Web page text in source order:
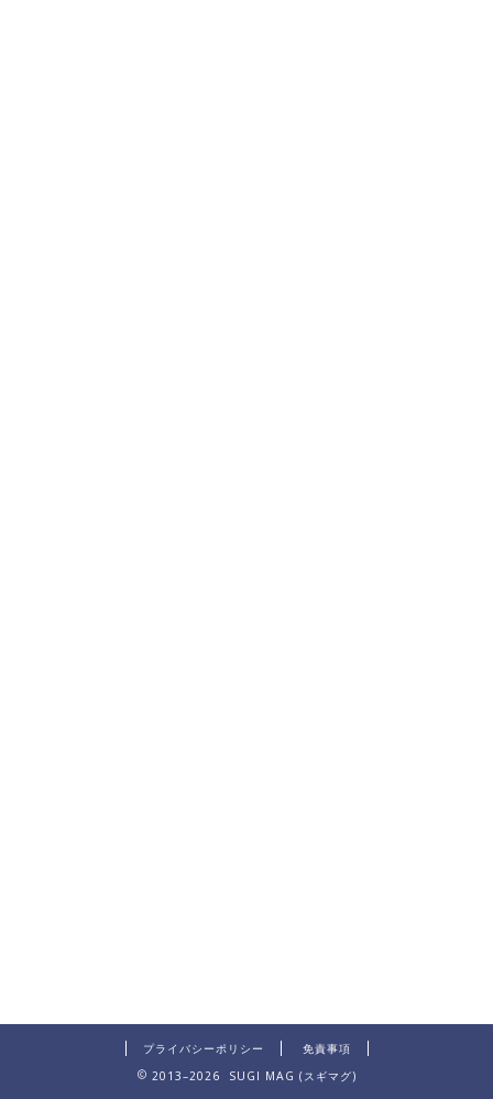
プライバシーポリシー
免責事項
2013–2026 SUGI MAG (スギマグ)